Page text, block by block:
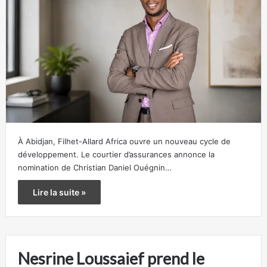
À Abidjan, Filhet-Allard Africa ouvre un nouveau cycle de
développement. Le courtier d’assurances annonce la
nomination de Christian Daniel Ouégnin…
Lire la suite »
Nesrine Loussaief prend le